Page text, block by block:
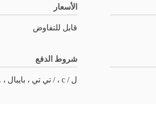
الأسعار
قابل للتفاوض
شروط الدفع
ل / c ، / تي تي ، بايبال ، ويسترن يونيون